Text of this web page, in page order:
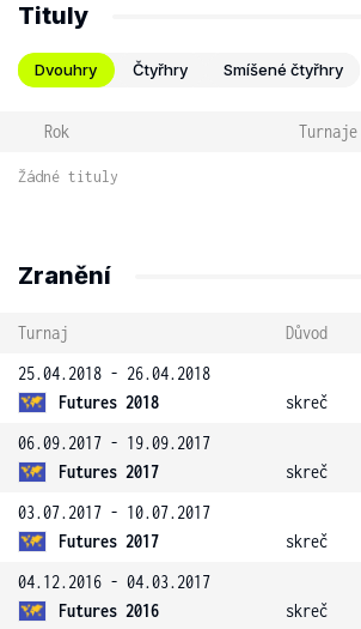
Tituly
Dvouhry Čtyřhry Smíšené čtyřhry
Rok Turnaje
Žádné tituly
Zranění
Turnaj
Důvod
25.04.2018 - 26.04.2018
Futures 2018
skreč
06.09.2017 - 19.09.2017
Futures 2017
skreč
03.07.2017 - 10.07.2017
Futures 2017
skreč
04.12.2016 - 04.03.2017
Futures 2016
skreč